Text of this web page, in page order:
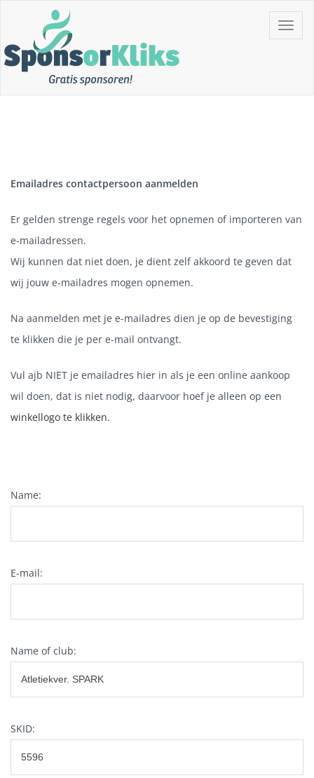
content
Toggle
Emailadres contactpersoon aanmelden
Er gelden strenge regels voor het opnemen of importeren van
e-mailadressen.
Wij kunnen dat niet doen, je dient zelf akkoord te geven dat
wij jouw e-mailadres mogen opnemen.
Na aanmelden met je e-mailadres dien je op de bevestiging
te klikken die je per e-mail ontvangt.
Vul ajb NIET je emailadres hier in als je een online aankoop
wil doen, dat is niet nodig, daarvoor hoef je alleen op een
winkellogo te klikken.
Name:
E-mail:
Name of club:
SKID: